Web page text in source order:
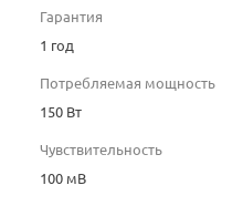
Гарантия
1 год
Потребляемая мощность
150 Вт
Чувствительность
100 мВ